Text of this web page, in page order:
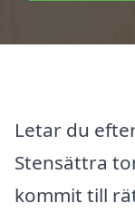
Letar du
Stensättra
kommit till